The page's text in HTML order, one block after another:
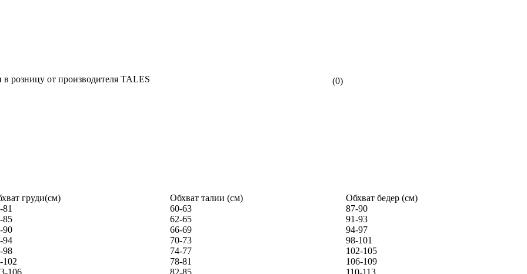
(0)
груди(см) Обхват талии (см)
Обхват бедер (см)
81 60-63
87-90
85 62-65
91-93
90 66-69
94-97
94 70-73
98-101
98 74-77
102-105
102 78-81
106-109
106 82-85
110-113